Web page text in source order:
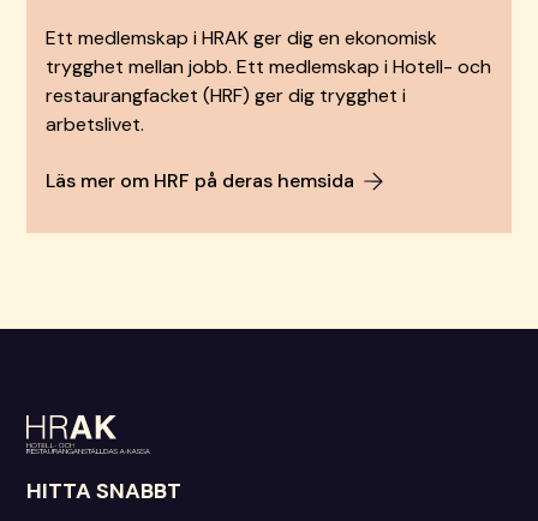
Ett medlemskap i HRAK ger dig en ekonomisk
trygghet mellan jobb. Ett medlemskap i Hotell- och
restaurangfacket (HRF) ger dig trygghet i
arbetslivet.
Läs mer om HRF på deras hemsida
HITTA SNABBT